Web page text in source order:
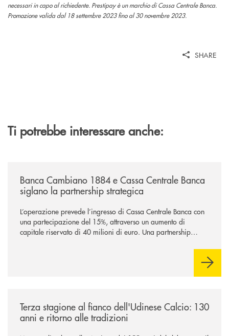
necessari in capo al richiedente. Prestipay è un marchio di Cassa Centrale Banca.
Promozione valida dal 18 settembre 2023 fino al 30 novembre 2023.
SHARE
Ti potrebbe interessare anche:
Banca Cambiano 1884 e Cassa Centrale Banca
siglano la partnership strategica
L’operazione prevede l’ingresso di Cassa Centrale Banca con
una partecipazione del 15%, attraverso un aumento di
capitale riservato di 40 milioni di euro. Una partnership
comuni e sulla prossimità ai territori, per ampliare l’offerta e
Terza stagione al fianco dell'Udinese Calcio: 130
anni e ritorno alle tradizioni